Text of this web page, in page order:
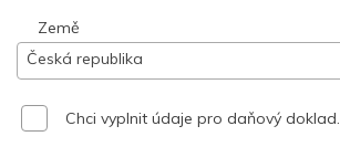
Země
Česká republika
Chci vyplnit údaje pro daňový doklad.